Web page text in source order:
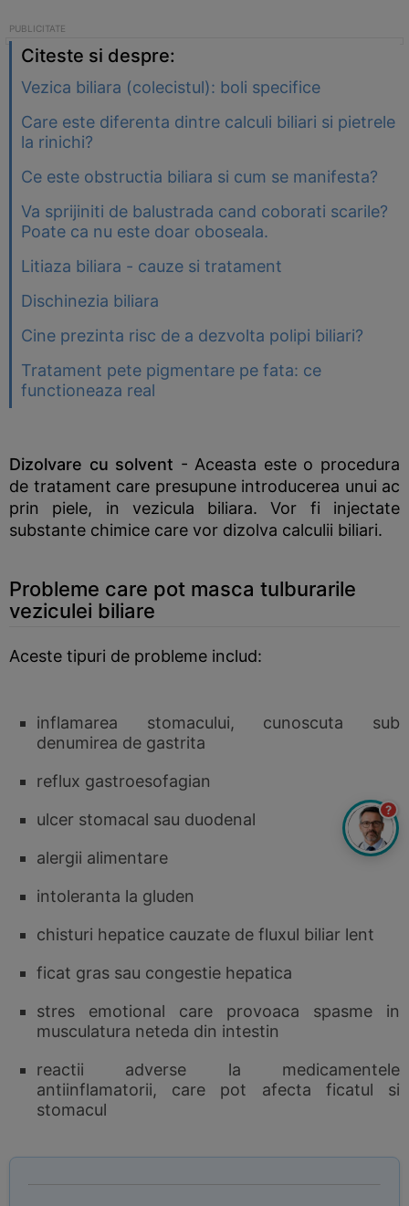
Citeste si despre:
Vezica biliara (colecistul): boli specifice
Care este diferenta dintre calculi biliari si pietrele
la rinichi?
Ce este obstructia biliara si cum se manifesta?
Va sprijiniti de balustrada cand coborati scarile?
Poate ca nu este doar oboseala.
Litiaza biliara - cauze si tratament
Dischinezia biliara
Cine prezinta risc de a dezvolta polipi biliari?
Tratament pete pigmentare pe fata: ce
functioneaza real
Dizolvare cu solvent - Aceasta este o procedura
de tratament care presupune introducerea unui ac
prin piele, in vezicula biliara. Vor fi injectate
substante chimice care vor dizolva calculii biliari.
Probleme care pot masca tulburarile
veziculei biliare
Aceste tipuri de probleme includ:
inflamarea stomacului, cunoscuta sub
denumirea de gastrita
reflux gastroesofagian
ulcer stomacal sau duodenal
alergii alimentare
intoleranta la gluden
chisturi hepatice cauzate de fluxul biliar lent
ficat gras sau congestie hepatica
stres emotional care provoaca spasme in
musculatura neteda din intestin
reactii adverse la medicamentele
antiinflamatorii, care pot afecta ficatul si
stomacul
?